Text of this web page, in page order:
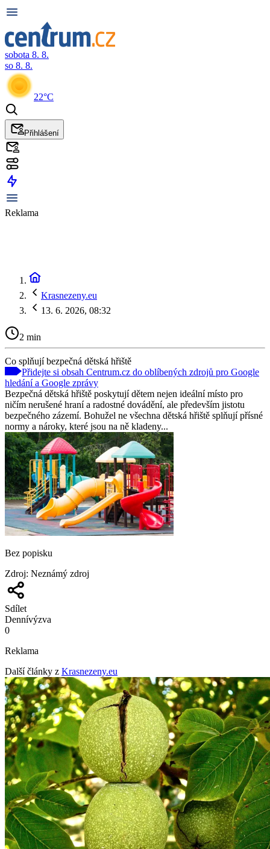
sobota 8. 8.
so 8. 8.
22°C
Přihlášení
Reklama
Krasnezeny.eu
13. 6. 2026, 08:32
2 min
Co splňují bezpečná dětská hřiště
Přidejte si obsah Centrum.cz do oblíbených zdrojů pro Google
hledání a Google zprávy
Bezpečná dětská hřiště poskytují dětem nejen ideální místo pro
ničím nerušené hraní a radostné dovádění, ale především jistotu
bezpečného zázemí. Bohužel ne všechna dětská hřiště splňují přísné
normy a nároky, které jsou na ně kladeny...
Bez popisku
Zdroj: Neznámý zdroj
Sdílet
Dennívýzva
0
Reklama
Další články z Krasnezeny.eu